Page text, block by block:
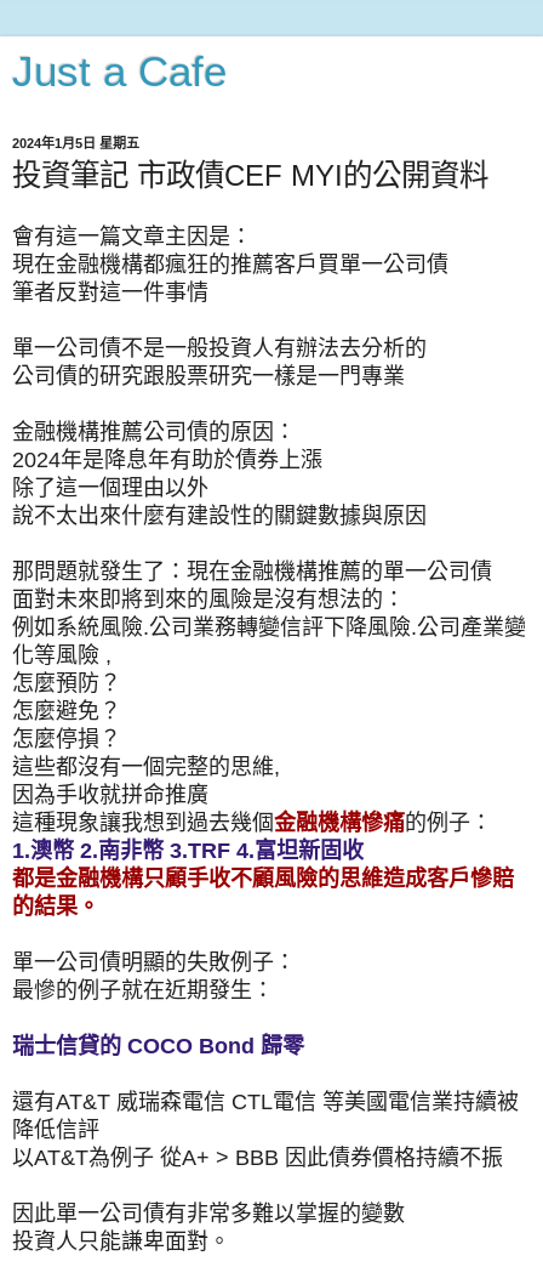
Just a Cafe
2024年1月5日 星期五
投資筆記 市政債CEF MYI的公開資料
會有這一篇文章主因是：
現在金融機構都瘋狂的推薦客戶買單一公司債
筆者反對這一件事情
單一公司債不是一般投資人有辦法去分析的
公司債的研究跟股票研究一樣是一門專業
金融機構推薦公司債的原因：
2024年是降息年有助於債券上漲
除了這一個理由以外
說不太出來什麼有建設性的關鍵數據與原因
那問題就發生了：現在金融機構推薦的單一公司債
面對未來即將到來的風險是沒有想法的：
例如系統風險.公司業務轉變信評下降風險.公司產業變
化等風險 ,
怎麼預防？
怎麼避免？
怎麼停損？
這些都沒有一個完整的思維,
因為手收就拼命推廣
這種現象讓我想到過去幾個金融機構慘痛的例子：
1.澳幣 2.南非幣 3.TRF 4.富坦新固收
都是金融機構只顧手收不顧風險的思維造成客戶慘賠
的結果。
單一公司債明顯的失敗例子：
最慘的例子就在近期發生：
瑞士信貸的 COCO Bond 歸零
還有AT&T 威瑞森電信 CTL電信 等美國電信業持續被
降低信評
以AT&T為例子 從A+ > BBB 因此債券價格持續不振
因此單一公司債有非常多難以掌握的變數
投資人只能謙卑面對。